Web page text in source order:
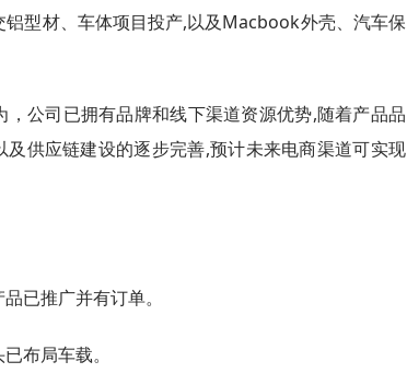
型材、车体项目投产,以及Macbook外壳、汽车保
公司已拥有品牌和线下渠道资源优势,随着产品品
供应链建设的逐步完善,预计未来电商渠道可实现
已推广并有订单。
布局车载。